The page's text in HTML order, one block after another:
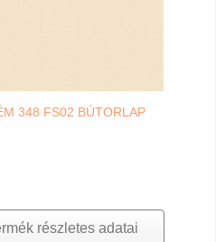
348 FS02 BÚTORLAP
részletes adatai